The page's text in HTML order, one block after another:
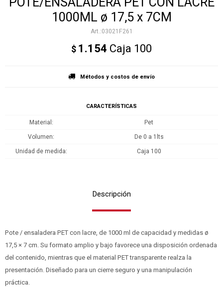
1000ML ø 17,5 x 7CM
03021F261
$ 1.154 Caja 100
Métodos y costos de envío
CARACTERÍSTICAS
Material
Pet
Volumen
De 0 a 1lts
Unidad de medida
Caja 100
Descripción
Pote / ensaladera PET con lacre, de 1000 ml de capacidad y medidas ø
17,5 × 7 cm. Su formato amplio y bajo favorece una disposición ordenada
del contenido, mientras que el material PET transparente realza la
presentación. Diseñado para un cierre seguro y una manipulación
práctica.